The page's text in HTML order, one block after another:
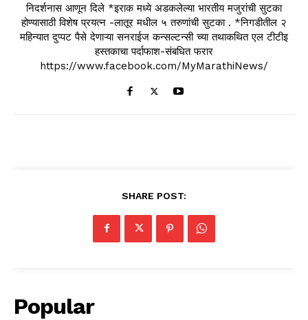
निदर्शनास आणून दिले *इराक मध्ये अडकलेल्या भारतीय मजुरांची सुटका
होण्यासाठी विशेष प्रयत्न -लातूर मधील ५ तरुणांची सुटका . *निगडीतील २
महिन्यात दुप्पट पैसे देणाऱ्या सनराईज कन्सल्टन्सी च्या तथाकथित एल टीटीइ
हस्तकाचा पर्दाफाश-संबधित फरार
https://www.facebook.com/MyMarathiNews/
SHARE POST:
Popular